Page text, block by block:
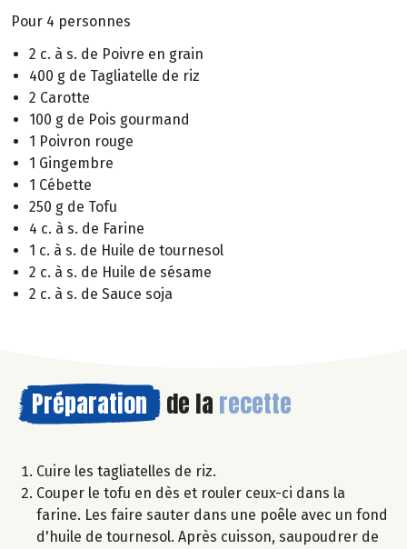
Pour 4 personnes
2 c. à s. de Poivre en grain
400 g de Tagliatelle de riz
2 Carotte
100 g de Pois gourmand
1 Poivron rouge
1 Gingembre
1 Cébette
250 g de Tofu
4 c. à s. de Farine
1 c. à s. de Huile de tournesol
2 c. à s. de Huile de sésame
2 c. à s. de Sauce soja
Préparation de la recette
Cuire les tagliatelles de riz.
Couper le tofu en dès et rouler ceux-ci dans la
farine. Les faire sauter dans une poêle avec un fond
d'huile de tournesol. Après cuisson, saupoudrer de